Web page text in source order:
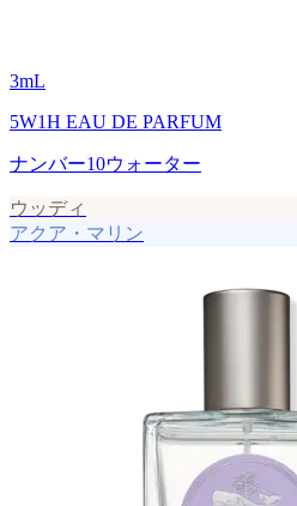
3mL
5W1H EAU DE PARFUM
ナンバー10ウォーター
ウッディ
アクア・マリン